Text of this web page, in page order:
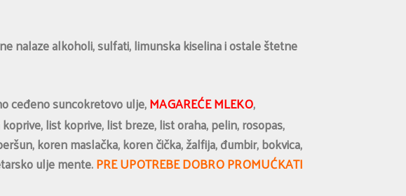
nalaze alkoholi, sulfati, limunska kiselina i ostale štetne
ceđeno suncokretovo ulje,MAGAREĆEMLEKO,
list koprive, list breze, list oraha, pelin, rosopas,
koren maslačka, koren čička, žalfija, đumbir, bokvica,
ulje mente.PRE UPOTREBE DOBRO PROMUĆKATI